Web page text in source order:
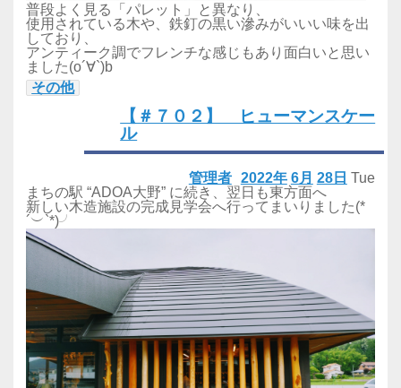
普段よく見る「パレット」と異なり、
使用されている木や、鉄釘の黒い滲みがいいい味を出
しており、
アンティーク調でフレンチな感じもあり面白いと思い
ました(o´∀`)b
その他
【＃７０２】 ヒューマンスケー
ル
2022年 6月 28日 Tue
管理者
まちの駅 “ADOA大野” に続き、翌日も東方面へ
新しい木造施設の完成見学会へ行ってまいりました(*
´︶`*)╯